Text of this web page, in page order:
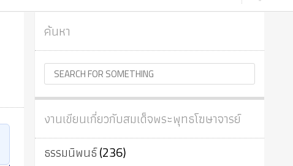
ค้นหา
งานเขียนเกี่ยวกับสมเด็จพระพุทธโฆษาจารย์
ธรรมนิพนธ์(236)